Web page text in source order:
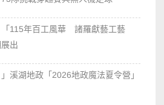
「115年百工風華 諸羅獻藝工藝
出
溪湖地政「2026地政魔法夏令營」